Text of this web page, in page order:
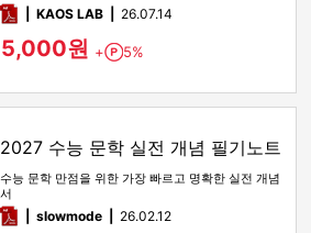
pdfKAOS LAB 26.07.14
5,000원 + Point
5%
2027 수능 문학 실전 개념 필기노트
수능 문학 만점을 위한 가장 빠르고 명확한 실전 개념
서
pdfslowmode 26.02.12